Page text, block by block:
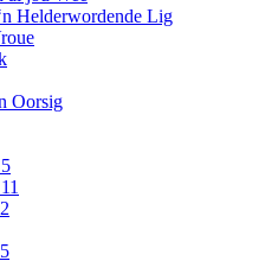
Helderwordende Lig
Oorsig